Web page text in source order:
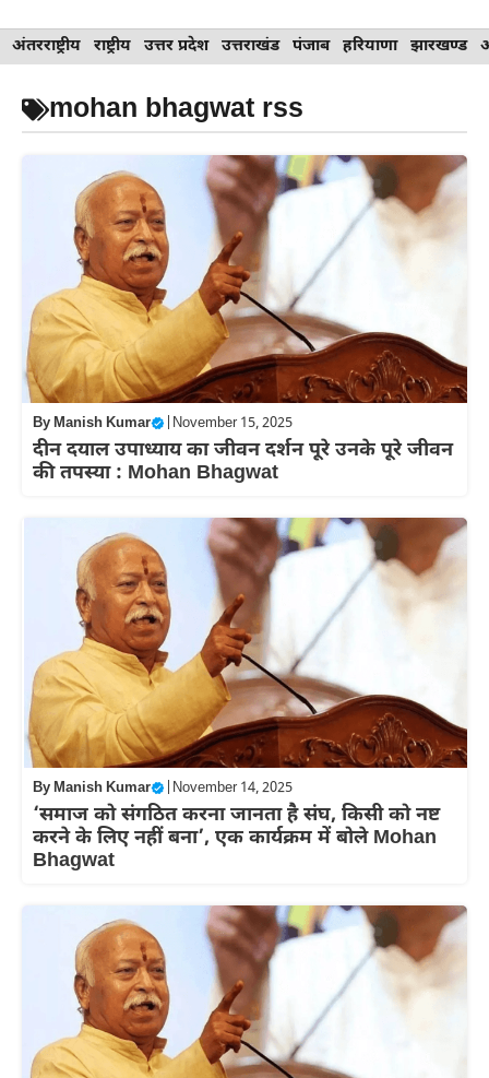
Skip
to
content
अंतरराष्ट्रीय राष्ट्रीय उत्तर प्रदेश उत्तराखंड पंजाब हरियाणा झारखण्ड
mohan bhagwat rss
ByManish Kumar November 15, 2025
दीन दयाल उपाध्याय का जीवन दर्शन पूरे उनके पूरे जीवन
की तपस्या : Mohan Bhagwat
ByManish Kumar November 14, 2025
‘समाज को संगठित करना जानता है संघ, किसी को नष्ट
करने के लिए नहीं बना’, एक कार्यक्रम में बोले Mohan
Bhagwat